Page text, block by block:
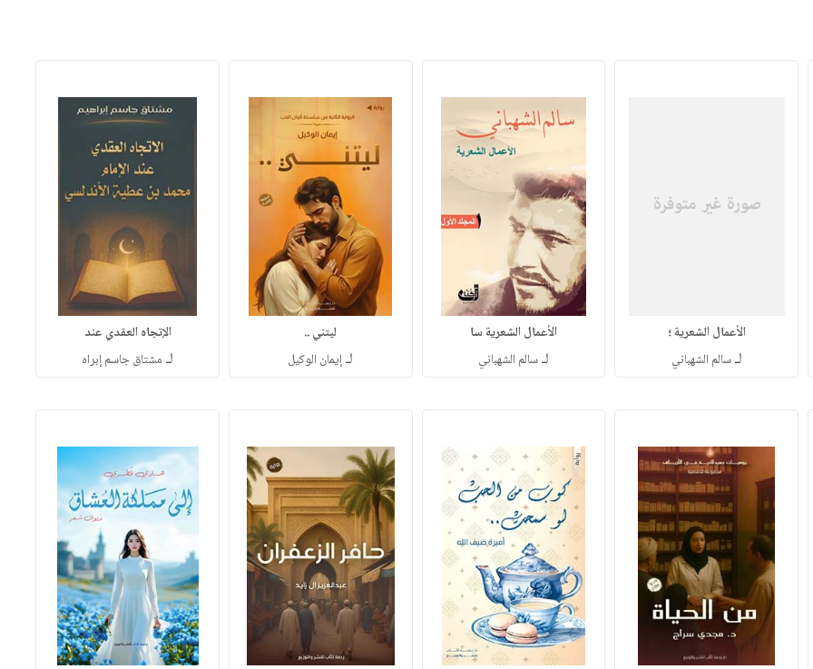
الأعمال الشعرية ؛
لـسالم الشهباني
الأعمال الشعرية سا
لـسالم الشهباني
ليتني ..
لـإيمان الوكيل
الإتجاه العقدي عند
لـ مشتاق جاسم إبراه